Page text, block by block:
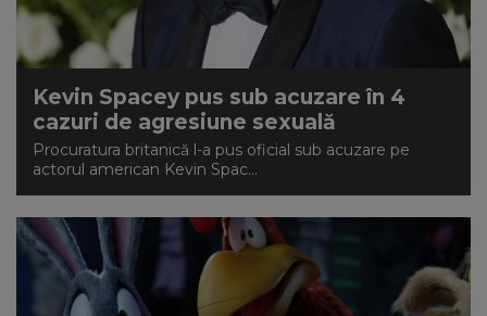
Kevin Spacey pus sub acuzare în 4
cazuri de agresiune sexuală
Procuratura britanică l-a pus oficial sub acuzare pe
actorul american Kevin Spac...